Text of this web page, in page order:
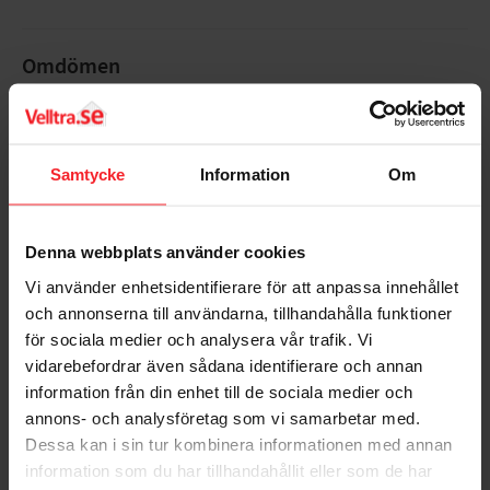
Samtycke Information Om
Denna webbplats använder cookies
Vi använder enhetsidentifierare för att anpassa innehållet
och annonserna till användarna, tillhandahålla funktioner
för sociala medier och analysera vår trafik. Vi
vidarebefordrar även sådana identifierare och annan
information från din enhet till de sociala medier och
annons- och analysföretag som vi samarbetar med.
Dessa kan i sin tur kombinera informationen med annan
information som du har tillhandahållit eller som de har
Omdömen
Bli den första att lämna ett omdöme.
Populära produkter